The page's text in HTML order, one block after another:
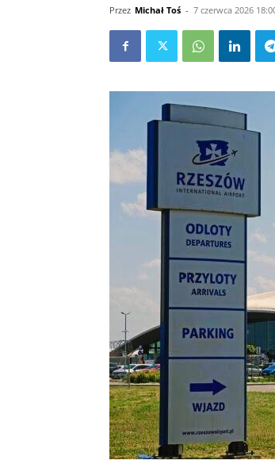
Przez Michał Toś - 7 czerwca 2026